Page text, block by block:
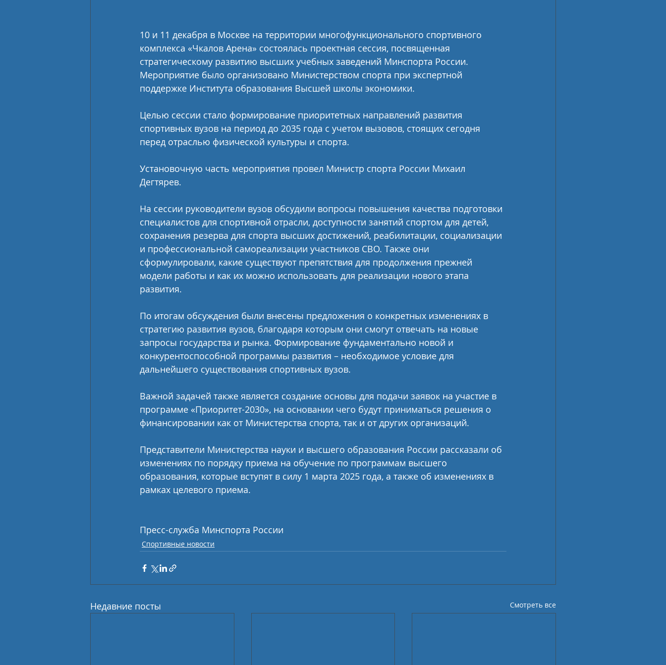
10 и 11 декабря в Москве на территории многофункционального спортивного
комплекса «Чкалов Арена» состоялась проектная сессия, посвященная
стратегическому развитию высших учебных заведений Минспорта России.
Мероприятие было организовано Министерством спорта при экспертной
поддержке Института образования Высшей школы экономики.
Целью сессии стало формирование приоритетных направлений развития
спортивных вузов на период до 2035 года с учетом вызовов, стоящих сегодня
перед отраслью физической культуры и спорта.
Установочную часть мероприятия провел Министр спорта России Михаил
Дегтярев.
На сессии руководители вузов обсудили вопросы повышения качества подготовки
специалистов для спортивной отрасли, доступности занятий спортом для детей,
сохранения резерва для спорта высших достижений, реабилитации, социализации
и профессиональной самореализации участников СВО. Также они
сформулировали, какие существуют препятствия для продолжения прежней
модели работы и как их можно использовать для реализации нового этапа
развития.
По итогам обсуждения были внесены предложения о конкретных изменениях в
стратегию развития вузов, благодаря которым они смогут отвечать на новые
запросы государства и рынка. Формирование фундаментально новой и
конкурентоспособной программы развития – необходимое условие для
дальнейшего существования спортивных вузов.
Важной задачей также является создание основы для подачи заявок на участие в
программе «Приоритет-2030», на основании чего будут приниматься решения о
финансировании как от Министерства спорта, так и от других организаций.
Представители Министерства науки и высшего образования России рассказали об
изменениях по порядку приема на обучение по программам высшего
образования, которые вступят в силу 1 марта 2025 года, а также об изменениях в
рамках целевого приема.
Пресс-служба Минспорта России
Спортивные новости
Недавние посты Смотреть все